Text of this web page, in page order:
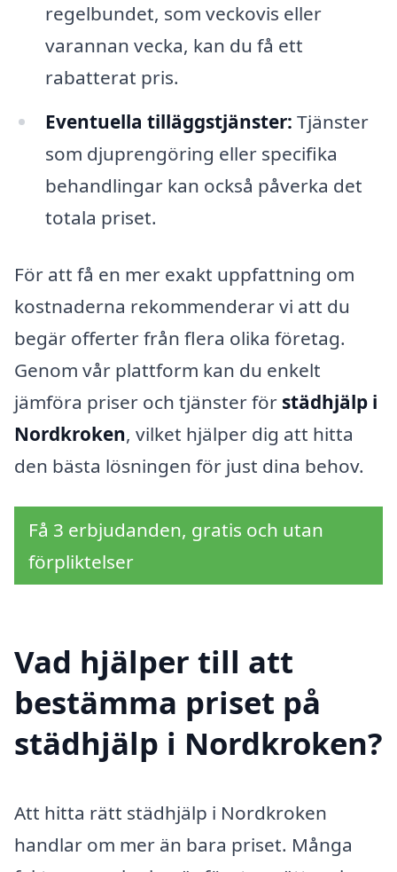
regelbundet, som veckovis eller
varannan vecka, kan du få ett
rabatterat pris.
Eventuella tilläggstjänster: Tjänster
som djuprengöring eller specifika
behandlingar kan också påverka det
totala priset.
För att få en mer exakt uppfattning om
kostnaderna rekommenderar vi att du
begär offerter från flera olika företag.
Genom vår plattform kan du enkelt
jämföra priser och tjänster för städhjälp i
Nordkroken, vilket hjälper dig att hitta
den bästa lösningen för just dina behov.
Få 3 erbjudanden, gratis och utan
förpliktelser
Vad hjälper till att
bestämma priset på
städhjälp i Nordkroken?
Att hitta rätt städhjälp i Nordkroken
handlar om mer än bara priset. Många